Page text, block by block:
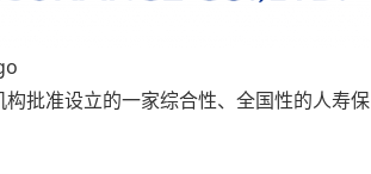
批准设立的一家综合性、全国性的人寿保